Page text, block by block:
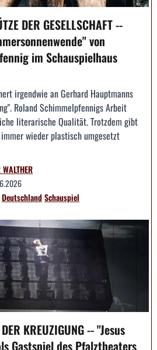
DER GESELLSCHAFT --
von
im Schauspielhaus
irgendwie an Gerhard Hauptmanns
Roland Schimmelpfennigs Arbeit
literarische Qualität. Trotzdem gibt
wieder plastisch umgesetzt
DeutschlandSchauspiel
DER KREUZIGUNG -- "Jesus
Gastspiel des Pfalztheaters